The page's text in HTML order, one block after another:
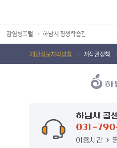
감염병포털 하남시 평생학습관
하남혁신교육지구 huic 하남도시공사
하남문화재
하남시정신건강복
(재)하남시자원봉사센터 하남시환경교육센
개인정보처리방침 저작권정책
하남시 콜
031-
이용시간